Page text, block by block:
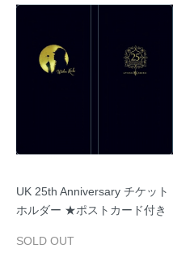
UK 25th Anniversary チケット
ホルダー ★ポストカード付き
SOLD OUT